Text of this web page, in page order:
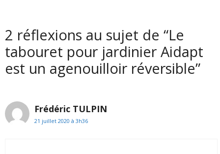
2 réflexions au sujet de “Le
tabouret pour jardinier Aidapt
est un agenouilloir réversible”
Frédéric TULPIN
21 juillet 2020 à 3h36